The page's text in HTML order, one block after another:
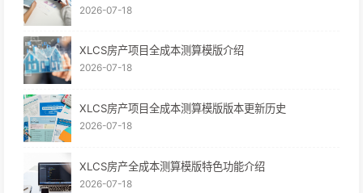
2026-07-18
XLCS房产项目全成本测算模版介绍
2026-07-18
XLCS房产项目全成本测算模版版本更新历史
2026-07-18
XLCS房产全成本测算模版特色功能介绍
2026-07-18